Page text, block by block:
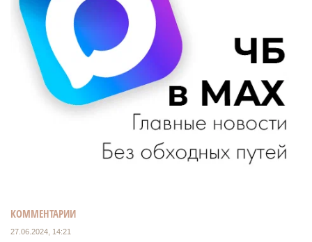
КОММЕНТАРИИ
27.06.2024, 14:21